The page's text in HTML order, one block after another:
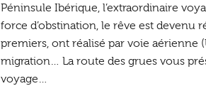
Péninsule Ibérique, l’extraordinaire
force d’obstination, le rêve est devenu
premiers, ont réalisé par voie aérienne
migration… La route des grues vous
voyage…